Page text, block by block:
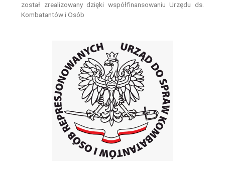
został zrealizowany dzięki współfinansowaniu Urzędu ds.
Kombatantów i Osób